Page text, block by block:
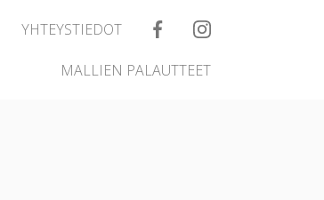
YHTEYSTIEDOT
MALLIEN PALAUTTEET